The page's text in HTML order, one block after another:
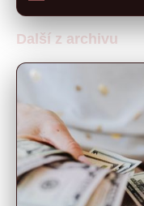
Další z archivu